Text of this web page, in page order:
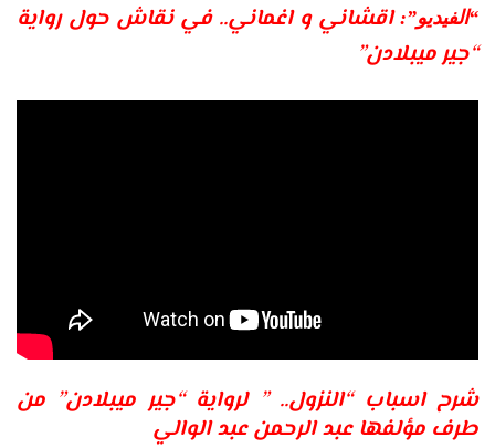
“الفيديو”:اقشاني و اغماني.. في نقاش حول رواية
“جير ميبلادن”
شرح اسباب “النزول.. ” لرواية “جير ميبلادن” من
طرف مؤلفها عبد الرحمن عبد الوالي